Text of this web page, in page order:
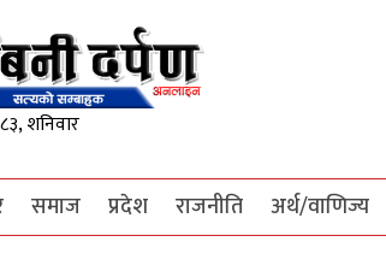
समाज प्रदेश राजनीति अर्थ/वाणिज्य